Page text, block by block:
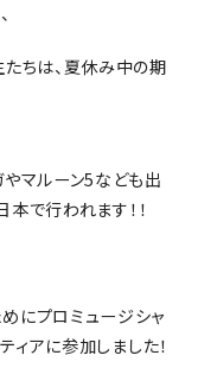
たちは、夏休み中の期
やマルーン5なども出
で行われます！！
にプロミュージシャ
アに参加しました！